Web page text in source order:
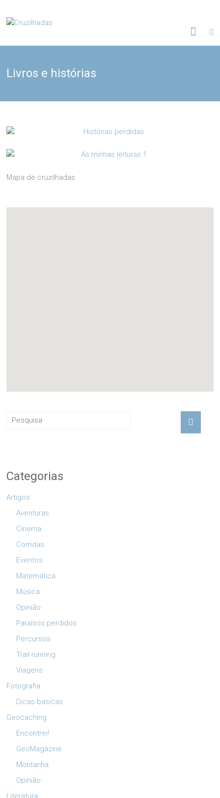
content
Cruzilhadas
Livros e histórias
Mapa de cruzilhadas
Categorias
Artigos
Aventuras
Cinema
Corridas
Eventos
Matemática
Música
Opinião
Paraísos perdidos
Percursos
Trail running
Viagens
Fotografia
Dicas básicas
Geocaching
Encontrei!
GeoMagazine
Montanha
Opinião
Literatura